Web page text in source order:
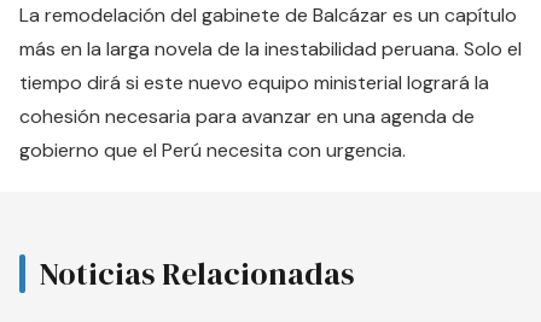
La remodelación del gabinete de Balcázar es un capítulo
más en la larga novela de la inestabilidad peruana. Solo el
tiempo dirá si este nuevo equipo ministerial logrará la
cohesión necesaria para avanzar en una agenda de
gobierno que el Perú necesita con urgencia.
Noticias Relacionadas